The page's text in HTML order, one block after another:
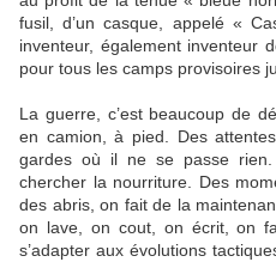
fusil, d’un casque, appelé «
inventeur, également inventeur
pour tous les camps provisoires
La guerre, c’est beaucoup de
en camion, à pied. Des
gardes où il ne se passe
chercher la nourriture. Des
des abris, on fait de la
on lave, on cout, on écrit, on
s’adapter aux évolutions